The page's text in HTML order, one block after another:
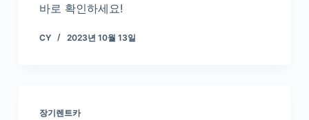
바로 확인하세요!
CY 2023년 10월 13일
장기렌트카